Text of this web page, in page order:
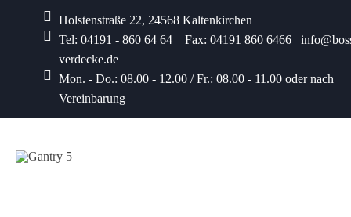
Holstenstraße 22, 24568 Kaltenkirchen
Tel: 04191 - 860 64 64 Fax: 04191 860 6466
verdecke.de
Mon. - Do.: 08.00 - 12.00 / Fr.: 08.00 - 11.00 oder nach
Vereinbarung